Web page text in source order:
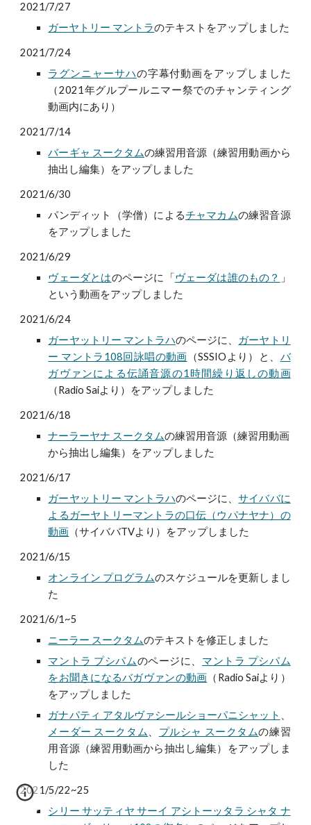
2021/7/27
ガーヤトリー マントラのテキストをアップしました
2021/7/24
ラグンニャーサハの字幕付動画をアップしました
（2021年グルプールニマー祭でのチャンティング
動画内にあり）
2021/7/14
バーギャ スークタムの練習用音源 （練習用動画から
抽出し編集）をアップしました
2021/6/30
パンディット（学僧）によるチャマカムの練習音源
をアップしました
2021/6/29
ヴェーダとはのページに「ヴェーダは誰のもの？ 」
という動画をアップしました
2021/6/24
ガーヤットリー マントラハのページに、 ガーヤトリ
ー マントラ108回詠唱の動画 （SSSIOより）と、 バ
ガヴァンによる伝誦音源の1時間繰り返しの動画
（Radio Saiより）をアップしました
2021/6/18
ナーラーヤナ スークタムの練習用音源 （練習用動画
から抽出し編集）をアップしました
2021/6/17
ガーヤットリー マントラハのページに、サイババに
よるガーヤトリーマントラの口伝（ウパナヤナ）の
動画 （サイババTVより）をアップしました
2021/6/15
オンライン プログラムのスケジュールを更新しまし
た
2021/6/1~5
ニーラー スークタムのテキストを修正しました
マントラ プシパムのページに、 マントラ プシパム
をお聞きになるバガヴァンの動画 （Radio Saiより）
をアップしました
ガナパティ アタルヴァシールショーパニシャット
メーダー スークタム
プルシャ スークタムの練習
用音源（練習用動画から抽出し編集）をアップしま
した
2021/5/22~25
シリー サッティヤ サーイ アシトーッタラ シャタ ナ